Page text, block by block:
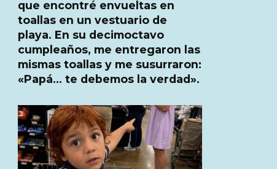
que encontré envueltas en
toallas en un vestuario de
playa. En su decimoctavo
cumpleaños, me entregaron las
mismas toallas y me susurraron:
«Papá… te debemos la verdad».